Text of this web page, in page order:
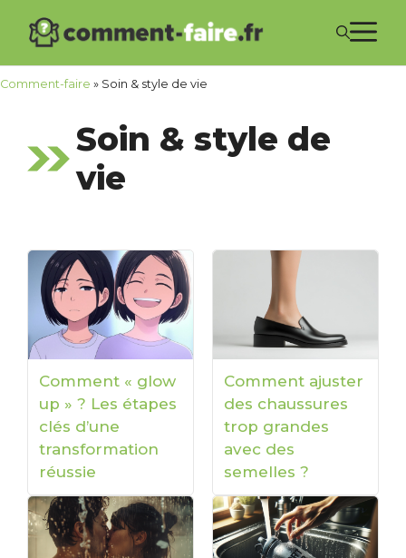
Comment-faire » Soin & style de vie
Soin & style de
vie
Comment « glow
up » ? Les étapes
clés d’une
transformation
réussie
Comment ajuster
des chaussures
trop grandes
avec des
semelles ?